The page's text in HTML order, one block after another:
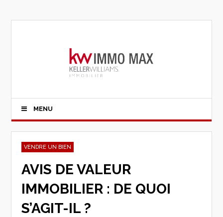
MENU
VENDRE UN BIEN
AVIS DE VALEUR
IMMOBILIER : DE QUOI
S’AGIT-IL ?